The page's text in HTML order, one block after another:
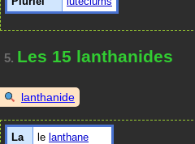
5. Les 15 lanthanides
lanthanide
La le lanthane